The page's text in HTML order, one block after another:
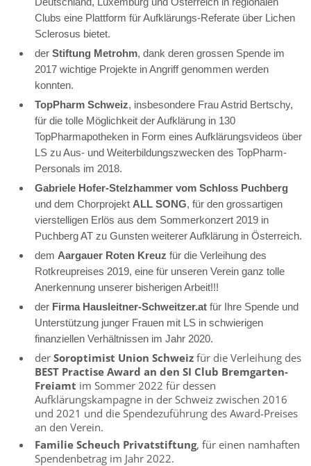
Clubs eine Plattform für Aufklärungs-Referate über Lichen
Sclerosus bietet.
der Stiftung Metrohm, dank deren grossen Spende im
2017 wichtige Projekte in Angriff genommen werden
konnten.
TopPharm Schweiz, insbesondere Frau Astrid Bertschy,
für die tolle Möglichkeit der Aufklärung in 130
TopPharmapotheken in Form eines Aufklärungsvideos über
LS zu Aus- und Weiterbildungszwecken des TopPharm-
Personals im 2018.
Gabriele Hofer-Stelzhammer vom Schloss Puchberg
und dem Chorprojekt ALL SONG, für den grossartigen
vierstelligen Erlös aus dem Sommerkonzert 2019 in
Puchberg AT zu Gunsten weiterer Aufklärung in Österreich.
dem Aargauer Roten Kreuz für die Verleihung des
Rotkreupreises 2019, eine für unseren Verein ganz tolle
Anerkennung unserer bisherigen Arbeit!!!
der Firma Hausleitner-Schweitzer.at für Ihre Spende und
Unterstützung junger Frauen mit LS in schwierigen
finanziellen Verhältnissen im Jahr 2020.
der Soroptimist Union Schweiz für die Verleihung des
BEST Practise Award an den SI Club Bremgarten-
Freiamt im Sommer 2022 für dessen
Aufklärungskampagne in der Schweiz zwischen 2016
und 2021 und die Spendezuführung des Award-Preises
an den Verein.
Familie Scheuch Privatstiftung, für einen namhaften
Spendenbetrag im Jahr 2022.